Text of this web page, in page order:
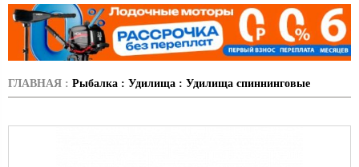
ГЛАВНАЯ : Рыбалка : Удилища : Удилища спиннинговые